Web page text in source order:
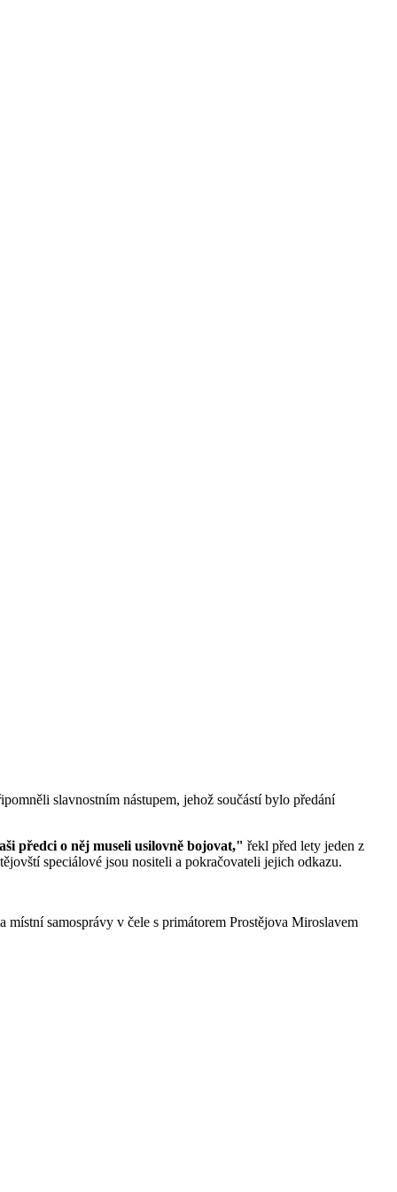
slavnostním nástupem, jehož součástí bylo předání
předci o něj museli usilovně bojovat," řekl před lety jeden z
speciálové jsou nositeli a pokračovateli jejich odkazu.
místní samosprávy v čele s primátorem Prostějova Miroslavem